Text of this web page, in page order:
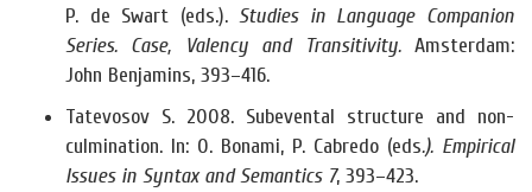
P. de Swart (eds.).Studies in Language Companion
Series. Case, Valency and Transitivity.Amsterdam:
John Benjamins, 393–416.
Tatevosov S. 2008. Subevental structure and non-
culmination. In: O. Bonami, P. Cabredo (eds.). Empirical
Issues in Syntax and Semantics 7, 393–423.